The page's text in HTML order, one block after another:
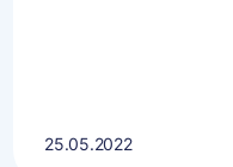
25.05.2022